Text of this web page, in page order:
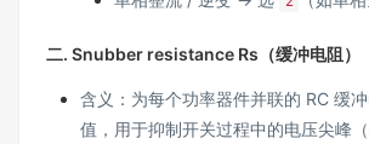
二. Snubber resistance Rs（缓冲电阻）
含义：为每个功率器件并联的 RC 缓
值，用于抑制开关过程中的电压尖峰